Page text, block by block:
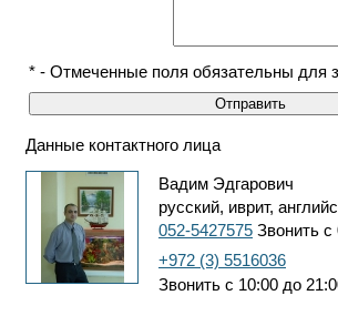
* - Отмеченные поля обязательны для
Данные контактного лица
Вадим Эдгарович
русский, иврит,
052-5427575 Звонить с
+972 (3) 5516036
Звонить с 10:00 до